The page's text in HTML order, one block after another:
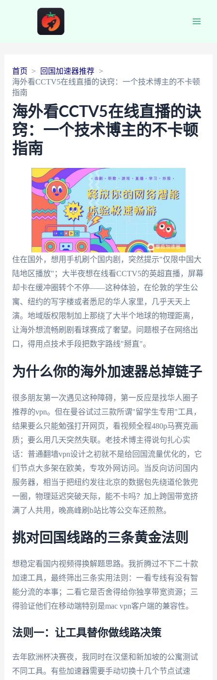
首页
回国加速器推荐
海外看CCTV5在线直播的诀窍：一个技术博主的不卡顿
指南
海外看CCTV5在线直播的诀
窍：一个技术博主的不卡顿
指南
住在国外，想用手机刷个国内剧，突然提示"仅限中国大
陆地区播放"；大半夜想在线看CCTV5的英超直播，屏幕
却卡在缓冲圈转个不停——这种体验，在伦敦的学生公
寓、纽约的写字楼或者悉尼的华人家里，几乎天天上
演。地域版权限制加上那绕了大半个地球的物理距离，
让海外想流畅刷剧看球赛成了奢望。问题根子在网络出
口，得用点技术手段把数字路线"掰直"。
为什么你的海外加速器总掉链子
很多朋友第一次遇见这种障碍，第一反应是找华人圈子
推荐的vpn。但在曼谷试过三款所谓"留学生专用"工具，
结果要么只能勉强打开网页，看视频全程480p马赛克画
质；要么用几天突然失联。老技术博主得说句扎心实
话：普通翻墙vpn设计之初就不是给回国流量优化的，它
们节点大多架在欧美，专攻外网访问。当反向访问国内
服务器，相当于把纽约发往北京的数据包先绕道伦敦兜
一圈，物理延迟突破天际，能不卡吗？加上跨国带宽挤
满了人共用，晚高峰刷b站比等公交车还煎熬。
挑对回国线路的三条黄金法则
想稳定看国内视频得换解题思路。我折腾过不下二十款
加速工具，最终筛出三条实用法则：一看专线有没有智
能分流的本事；二看它是否舍得给你独享带宽资源；三
得验证他们在移动端特别是mac vpn客户端的兼容性。
法则一：让工具替你做线路决策
去年欧洲杯决赛夜，我同时在汉堡和新加坡的公寓测试
不同工具。有些加速器需要手动切换十几个节点试速